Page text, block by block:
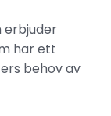
erbjuder
har ett
behov av